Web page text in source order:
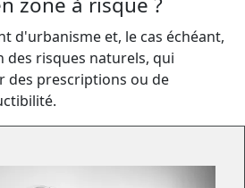
d'urbanisme et, le cas échéant,
des risques naturels, qui
des prescriptions ou de